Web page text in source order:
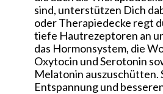
sind, unterstützen Dich
oder Therapiedecke regt
tiefe Hautrezeptoren an
das Hormonsystem, die
Oxytocin und Serotonin
Melatonin auszuschütten.
Entspannung und